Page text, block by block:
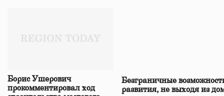
Борис Ушерович
прокомментировал ход
Безграничные
развития, не выходя из